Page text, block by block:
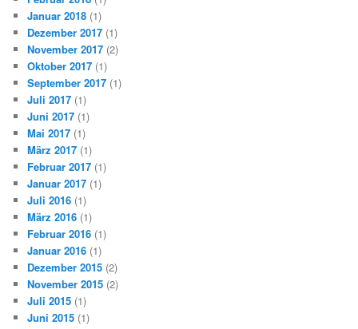
Januar 2018 (1)
Dezember 2017 (1)
November 2017 (2)
Oktober 2017 (1)
September 2017 (1)
Juli 2017 (1)
Juni 2017 (1)
Mai 2017 (1)
März 2017 (1)
Februar 2017 (1)
Januar 2017 (1)
Juli 2016 (1)
März 2016 (1)
Februar 2016 (1)
Januar 2016 (1)
Dezember 2015 (2)
November 2015 (2)
Juli 2015 (1)
Juni 2015 (1)